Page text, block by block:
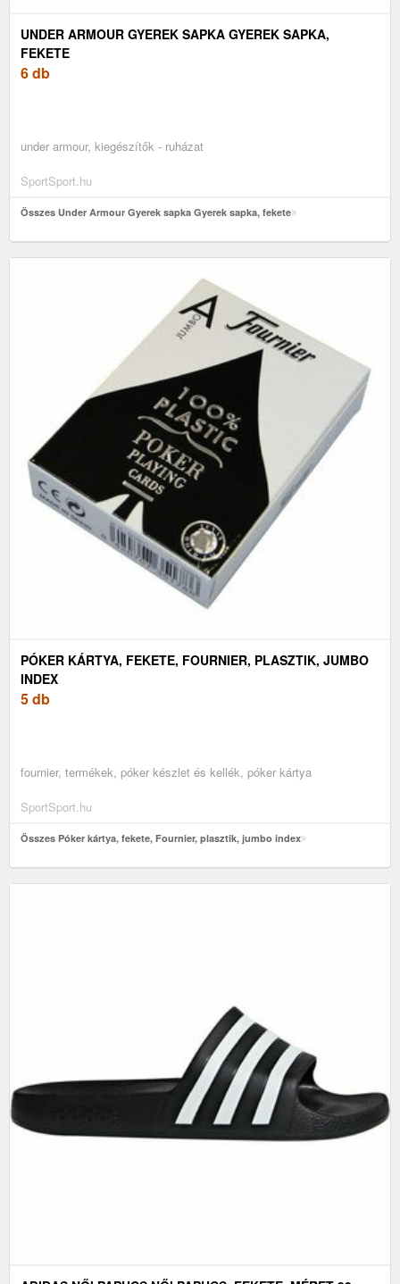
UNDER ARMOUR GYEREK SAPKA GYEREK SAPKA,
FEKETE
6 db
under armour, kiegészítők - ruházat
SportSport.hu
Összes Under Armour Gyerek sapka Gyerek sapka, fekete
PÓKER KÁRTYA, FEKETE, FOURNIER, PLASZTIK, JUMBO
INDEX
5 db
fournier, termékek, póker készlet és kellék, póker kártya
SportSport.hu
Összes Póker kártya, fekete, Fournier, plasztik, jumbo index